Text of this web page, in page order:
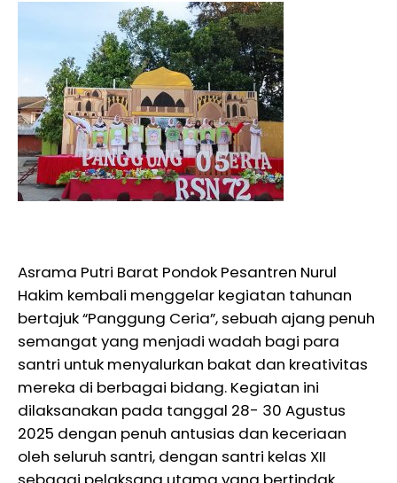
Asrama Putri Barat Pondok Pesantren Nurul
Hakim kembali menggelar kegiatan tahunan
bertajuk “Panggung Ceria”, sebuah ajang penuh
semangat yang menjadi wadah bagi para
santri untuk menyalurkan bakat dan kreativitas
mereka di berbagai bidang. Kegiatan ini
dilaksanakan pada tanggal 28- 30 Agustus
2025 dengan penuh antusias dan keceriaan
oleh seluruh santri, dengan santri kelas XII